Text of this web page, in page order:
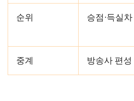
순위 승점·득실차
중계 방송사 편성